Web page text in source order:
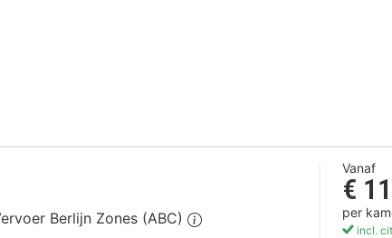
Berlijn Zones (ABC)
Vanaf
€
per
incl.